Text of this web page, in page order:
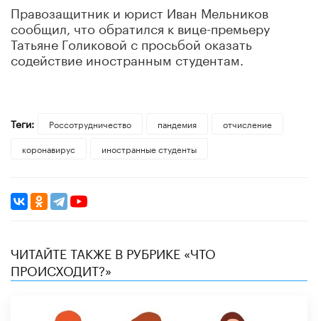
Правозащитник и юрист Иван Мельников
сообщил, что обратился к вице-премьеру
Татьяне Голиковой с просьбой оказать
содействие иностранным студентам.
Теги: Россотрудничество пандемия
отчисление
коронавирус
иностранные студенты
ЧИТАЙТЕ ТАКЖЕ В РУБРИКЕ «ЧТО
ПРОИСХОДИТ?»